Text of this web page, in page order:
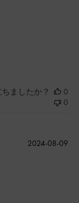
ましたか？
0
0
公
2024-08-09